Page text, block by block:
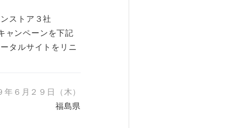
ストア３社
ャンペーンを下記
タルサイトをリニ
年６月２９日（木）
福島県